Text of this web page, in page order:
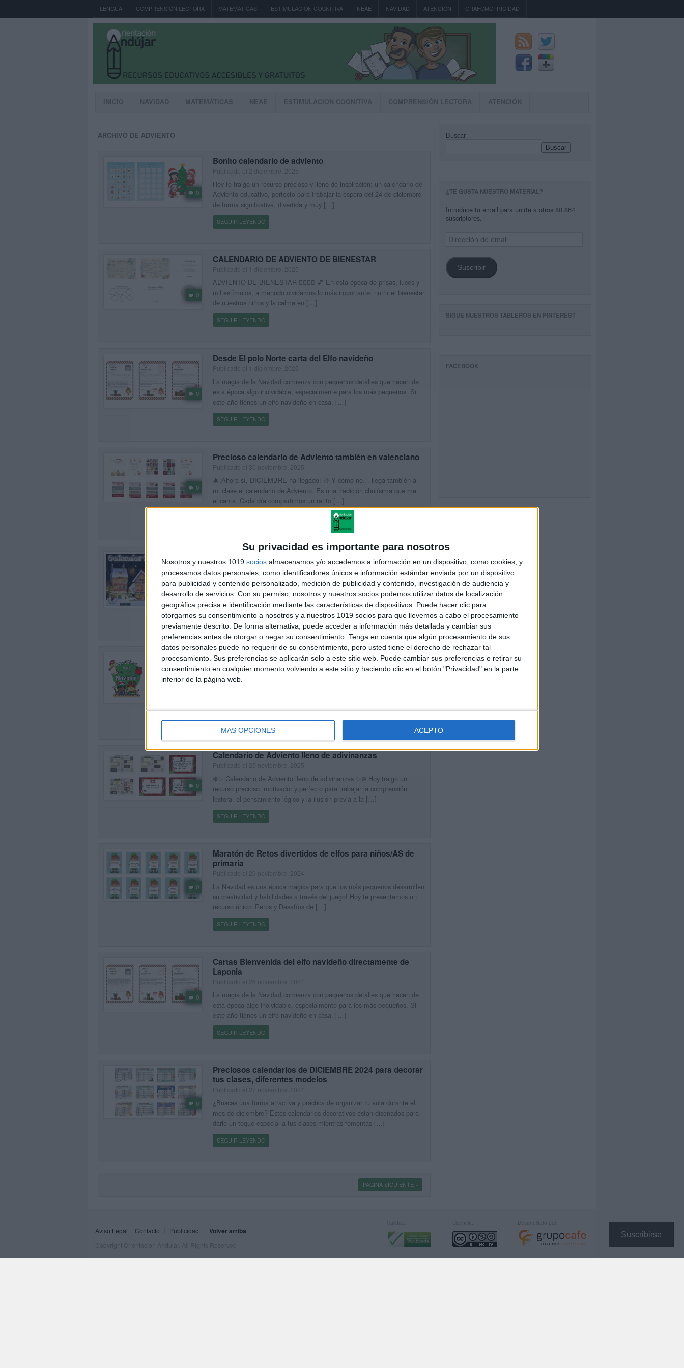
Su privacidad es importante para nosotros
Nosotros y nuestros 1019 socios almacenamos y/o accedemos a información en un dispositivo, como cookies, y
procesamos datos personales, como identificadores únicos e información estándar enviada por un dispositivo
para publicidad y contenido personalizado, medición de publicidad y contenido, investigación de audiencia y
desarrollo de servicios. Con su permiso, nosotros y nuestros socios podemos utilizar datos de localización
geográfica precisa e identificación mediante las características de dispositivos. Puede hacer clic para
otorgarnos su consentimiento a nosotros y a nuestros 1019 socios para que llevemos a cabo el procesamiento
previamente descrito. De forma alternativa, puede acceder a información más detallada y cambiar sus
preferencias antes de otorgar o negar su consentimiento. Tenga en cuenta que algún procesamiento de sus
datos personales puede no requerir de su consentimiento, pero usted tiene el derecho de rechazar tal
procesamiento. Sus preferencias se aplicarán solo a este sitio web. Puede cambiar sus preferencias o retirar su
consentimiento en cualquier momento volviendo a este sitio y haciendo clic en el botón "Privacidad" en la parte
inferior de la página web.
MÁS OPCIONES ACEPTO
Suscribirse
LENGUA COMPRENSIÓN LECTORA MATEMÁTICAS ESTIMULACION COGNITIVA NEAE NAVIDAD ATENCIÓN GRAFOMOTRICIDAD
INICIO NAVIDAD MATEMÁTICAS NEAE ESTIMULACION COGNITIVA COMPRENSIÓN LECTORA ATENCIÓN
ARCHIVO DE ADVIENTO
0
Bonito calendario de adviento
Hoy te traigo un recurso precioso y lleno de inspiración: un calendario de
Adviento educativo, perfecto para trabajar la espera del 24 de diciembre
de forma significativa, divertida y muy […]
SEGUIR LEYENDO
0
CALENDARIO DE ADVIENTO DE BIENESTAR
ADVIENTO DE BIENESTAR 🧘🏼‍♀️☮️ 💕 En esta época de prisas, luces y
mil estímulos, a menudo olvidamos lo más importante: nutrir el bienestar
de nuestros niños y la calma en […]
SEGUIR LEYENDO
0
Desde El polo Norte carta del Elfo navideño
La magia de la Navidad comienza con pequeños detalles que hacen de
esta época algo inolvidable, especialmente para los más pequeños. Si
este año tienes un elfo navideño en casa, […]
SEGUIR LEYENDO
0
Precioso calendario de Adviento también en valenciano
Publicado el 30 noviembre, 2025
🎄¡Ahora sí, DICIEMBRE ha llegado! ☃️ Y cómo no… llega también a
mi clase el calendario de Adviento. Es una tradición chulísima que me
encanta. Cada día compartimos un ratito […]
0
CALENDARIO DE ADVIENTO INTERACTIVO GENIALLY
Publicado el 30 noviembre, 2025
Este año te propongo llevar la magia de la Navidad al formato digital con
un Calendario de Adviento Interactivo, pensado para trabajar en clase (o
en casa) desde el 1 […]
SEGUIR LEYENDO
24 DÍAS ANTES DE NAVIDAD BONITO MATERIAL
Publicado el 30 noviembre, 2025
🎄 24 DÍAS ANTES DE NAVIDAD — Bonito material para trabajar en
0
Calendario de Adviento lleno de adivinanzas
Publicado el 25 noviembre, 2025
❄️✨ Calendario de Adviento lleno de adivinanzas ✨❄️ Hoy traigo un
recurso precioso, motivador y perfecto para trabajar la comprensión
lectora, el pensamiento lógico y la ilusión previa a la […]
SEGUIR LEYENDO
0
Maratón de Retos divertidos de elfos para niños/AS de
primaria
La Navidad es una época mágica para que los más pequeños desarrollen
su creatividad y habilidades a través del juego! Hoy te presentamos un
recurso único: Retos y Desafíos de […]
SEGUIR LEYENDO
0
Cartas Bienvenida del elfo navideño directamente de
Laponia
La magia de la Navidad comienza con pequeños detalles que hacen de
esta época algo inolvidable, especialmente para los más pequeños. Si
este año tienes un elfo navideño en casa, […]
SEGUIR LEYENDO
0
Preciosos calendarios de DICIEMBRE 2024 para decorar
tus clases, diferentes modelos
¿Buscas una forma atractiva y práctica de organizar tu aula durante el
mes de diciembre? Estos calendarios decorativos están diseñados para
darle un toque especial a tus clases mientras fomentas […]
SEGUIR LEYENDO
PÁGINA SIGUIENTE »
Buscar
Buscar
¿TE GUSTA NUESTRO MATERIAL?
Introduce tu email para unirte a otros 80.864
suscriptores.
Dirección
de
Suscribir
SIGUE NUESTROS TABLEROS EN PINTEREST
FACEBOOK
Aviso Legal Contacto Publicidad Volver arriba